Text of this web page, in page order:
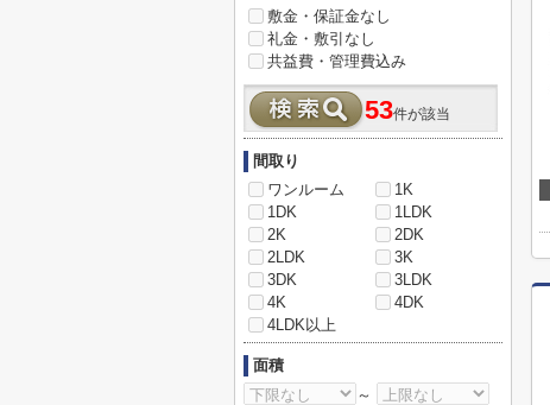
敷金・保証金なし
礼金・敷引なし
共益費・管理費込み
53件が該当
間取り
ワンルーム
1K
1DK
1LDK
2K
2DK
2LDK
3K
3DK
3LDK
4K
4DK
4LDK以上
面積
～